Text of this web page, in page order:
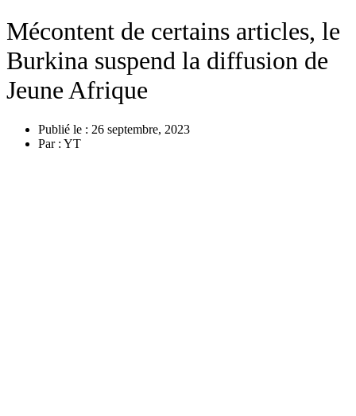
Mécontent de certains articles, le
Burkina suspend la diffusion de
Jeune Afrique
Publié le : 26 septembre, 2023
Par : YT